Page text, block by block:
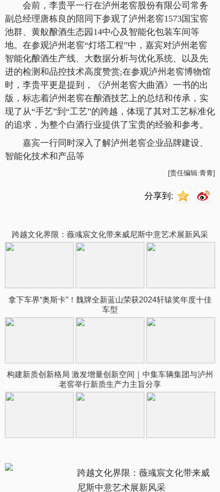
会前，李贵平一行在泸州老窖股份有限公司常务
副总经理唐栋良的陪同下参观了泸州老窖1573国宝窖
池群、黄舣酿酒生态园14中心及智能化包装车间等
地。在参观泸州老窖“灯塔工程”中，嘉宾对泸州老窖
智能化酿酒生产线、大数据分析与优化系统、以及先
进的检测和品控技术高度赞赏;在参观泸州老窖博物馆
时，李贵平更是提到，《泸州老窖大曲酒》一书的出
版，标志着泸州老窖在酿酒技艺上的总结和传承，实
现了从“手艺”到“工艺”的跨越，体现了其对工艺标准化
的追求，为整个白酒行业提供了宝贵的经验和参考。
嘉宾一行同时深入了解泸州老窖企业品牌建设、
智能化技术和产品等
[责任编辑:青青]
分享到:
跨越文化界限：薇彧宸文化带来威尼斯中意艺术展新风采
拿下车界“奥斯卡”！魏牌全新蓝山荣获2024轩辕奖年度十佳
车型
构建新质创新格局 激发增量创新空间｜中集车辆集团与泸州
老窖举行新质生产力主旨分享
跨越文化界限：薇彧宸文化带来威
尼斯中意艺术展新风采